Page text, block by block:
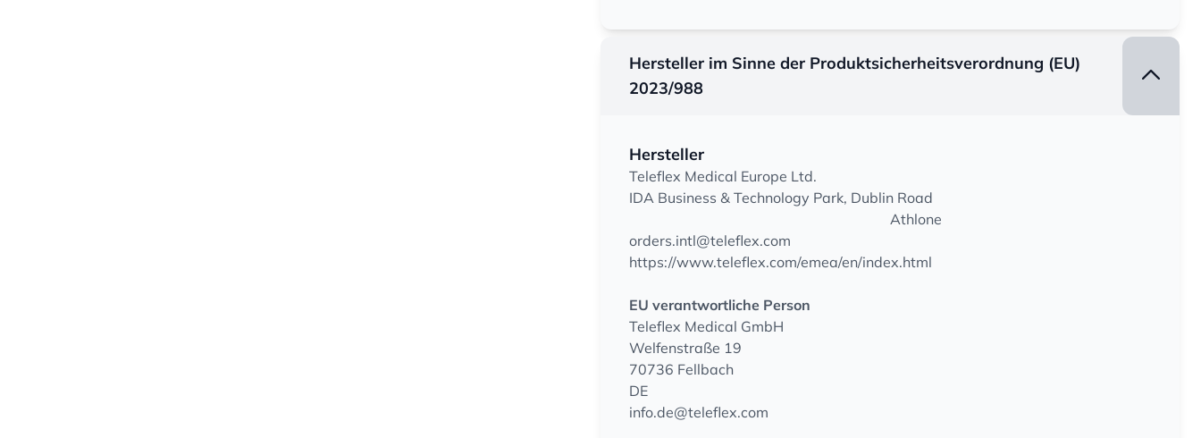
Hersteller im Sinne der Produktsicherheitsverordnung (EU)
2023/988
Hersteller
Teleflex Medical Europe Ltd.
IDA Business & Technology Park, Dublin Road
Athlone
orders.intl@teleflex.com
https://www.teleflex.com/emea/en/index.html
EU verantwortliche Person
Teleflex Medical GmbH
Welfenstraße 19
70736 Fellbach
DE
info.de@teleflex.com